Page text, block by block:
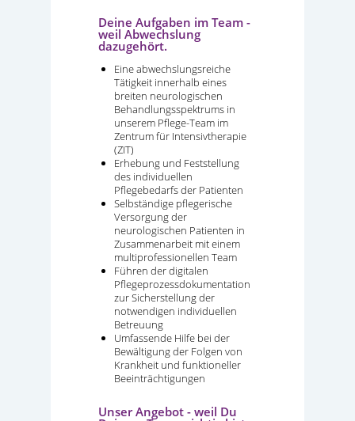
Deine Aufgaben im Team -
weil Abwechslung
dazugehört.
Eine abwechslungsreiche
Tätigkeit innerhalb eines
breiten neurologischen
Behandlungsspektrums in
unserem Pflege-Team im
Zentrum für Intensivtherapie
(ZIT)
Erhebung und Feststellung
des individuellen
Pflegebedarfs der Patienten
Selbständige pflegerische
Versorgung der
neurologischen Patienten in
Zusammenarbeit mit einem
multiprofessionellen Team
Führen der digitalen
Pflegeprozessdokumentation
zur Sicherstellung der
notwendigen individuellen
Betreuung
Umfassende Hilfe bei der
Bewältigung der Folgen von
Krankheit und funktioneller
Beeinträchtigungen
Unser Angebot - weil Du